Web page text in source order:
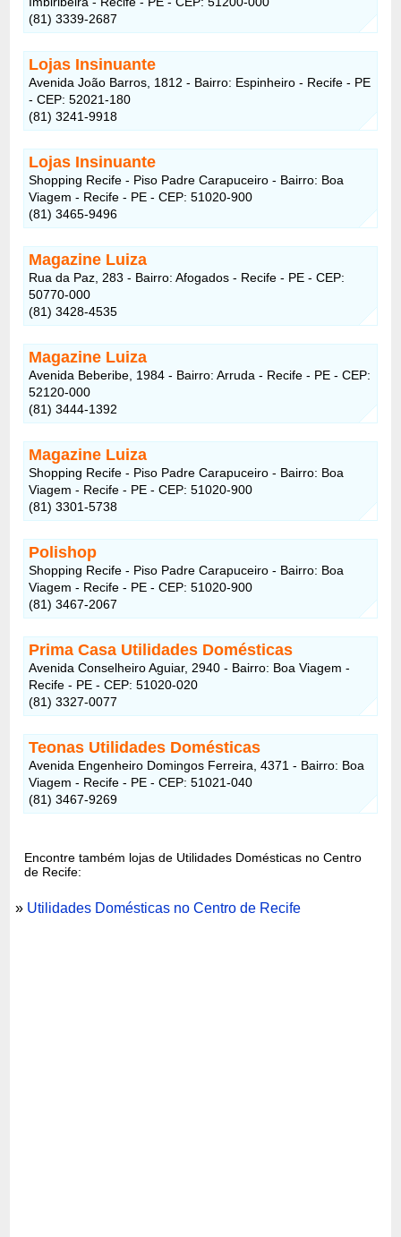
(81) 3339-2687
Lojas Insinuante
Avenida João Barros, 1812 - Bairro: Espinheiro - Recife - PE
- CEP: 52021-180
(81) 3241-9918
Lojas Insinuante
Shopping Recife - Piso Padre Carapuceiro - Bairro: Boa
Viagem - Recife - PE - CEP: 51020-900
(81) 3465-9496
Magazine Luiza
Rua da Paz, 283 - Bairro: Afogados - Recife - PE - CEP:
50770-000
(81) 3428-4535
Magazine Luiza
Avenida Beberibe, 1984 - Bairro: Arruda - Recife - PE - CEP:
52120-000
(81) 3444-1392
Magazine Luiza
Shopping Recife - Piso Padre Carapuceiro - Bairro: Boa
Viagem - Recife - PE - CEP: 51020-900
(81) 3301-5738
Polishop
Shopping Recife - Piso Padre Carapuceiro - Bairro: Boa
Viagem - Recife - PE - CEP: 51020-900
(81) 3467-2067
Prima Casa Utilidades Domésticas
Avenida Conselheiro Aguiar, 2940 - Bairro: Boa Viagem -
Recife - PE - CEP: 51020-020
(81) 3327-0077
Teonas Utilidades Domésticas
Avenida Engenheiro Domingos Ferreira, 4371 - Bairro: Boa
Viagem - Recife - PE - CEP: 51021-040
(81) 3467-9269
Encontre também lojas de Utilidades Domésticas no Centro
de Recife:
» Utilidades Domésticas no Centro de Recife